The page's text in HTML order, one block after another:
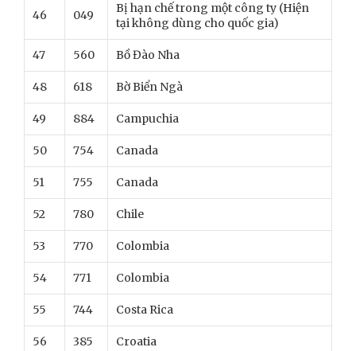
46 049
Bị hạn chế trong một công ty (Hiện
tại không dùng cho quốc gia)
47 560 Bồ Đào Nha
48 618 Bờ Biển Ngà
49 884 Campuchia
50 754 Canada
51 755 Canada
52 780 Chile
53 770 Colombia
54 771 Colombia
55 744 Costa Rica
56 385 Croatia